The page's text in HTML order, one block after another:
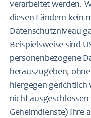
verarbeitet werden.
diesen Ländern kein
Datenschutzniveau
Beispielsweise sind
personenbezogene
herauszugeben,
hiergegen gerichtlich
nicht ausgeschlossen
Geheimdienste) Ihre